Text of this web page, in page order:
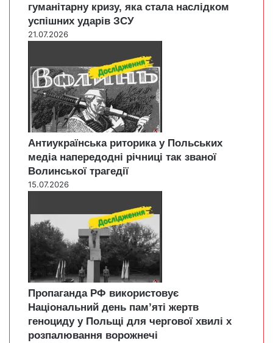
гуманітарну кризу, яка стала наслідком
успішних ударів ЗСУ
21.07.2026
Антиукраїнська риторика у Польських
медіа напередодні річниці так званої
Волинської трагедії
15.07.2026
Пропаганда РФ використовує
Національний день пам’яті жертв
геноциду у Польщі для чергової хвилі х
розпалювання ворожнечі